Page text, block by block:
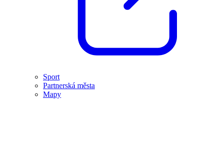
Sport
Partnerská města
Mapy